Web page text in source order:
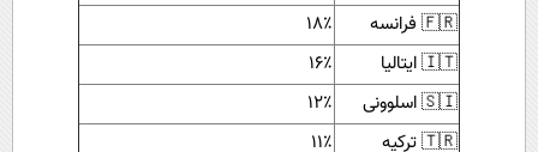
🇫🇷 فرانسه
۱۸٪
🇮🇹 ایتالیا
۱۶٪
🇸🇮 اسلوونی
۱۲٪
🇹🇷 ترکیه
۱۱٪